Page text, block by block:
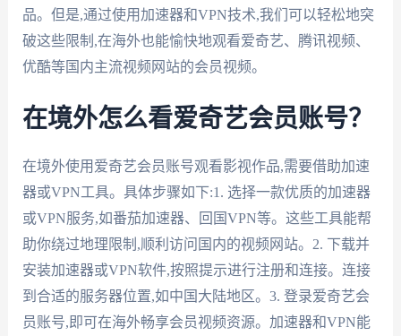
品。但是,通过使用加速器和VPN技术,我们可以轻松地突
破这些限制,在海外也能愉快地观看爱奇艺、腾讯视频、
优酷等国内主流视频网站的会员视频。
在境外怎么看爱奇艺会员账号？
在境外使用爱奇艺会员账号观看影视作品,需要借助加速
器或VPN工具。具体步骤如下:1. 选择一款优质的加速器
或VPN服务,如番茄加速器、回国VPN等。这些工具能帮
助你绕过地理限制,顺利访问国内的视频网站。2. 下载并
安装加速器或VPN软件,按照提示进行注册和连接。连接
到合适的服务器位置,如中国大陆地区。3. 登录爱奇艺会
员账号,即可在海外畅享会员视频资源。加速器和VPN能